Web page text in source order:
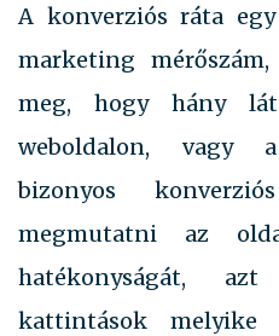
A konverziós ráta
marketing
meg, hogy hány
weboldalon, vagy a
bizonyos
megmutatni az
hatékonyságát,
kattintások